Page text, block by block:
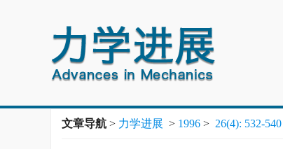
文章导航 > 力学进展 > 1996 > 26(4): 532-540